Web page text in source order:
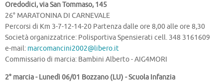
Oredodici, via San Tommaso, 145
26° MARATONINA DI CARNEVALE
Percorsi di Km 3-7-12-14-20 Partenza dalle ore 8,00 alle ore 8,30
Società organizzatrice: Polisportiva Spensierati cell. 348 3161609
e-mail: marcomancini2002@libero.it
Commissario di marcia: Bambini Alberto - AIG4MORI
2° marcia - Lunedì 06/01 Bozzano (LU) - Scuola Infanzia